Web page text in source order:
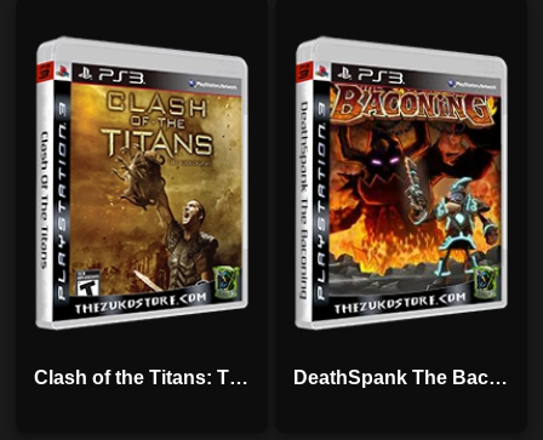
Clash of the Titans: The Video Game DeathSpank The Baconing